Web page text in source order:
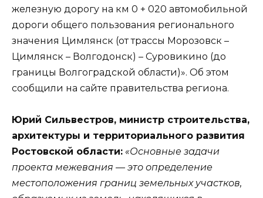
железную дорогу на км 0 + 020 автомобильной
дороги общего пользования регионального
значения Цимлянск (от трассы Морозовск –
Цимлянск – Волгодонск) – Суровикино (до
границы Волгоградской области)». Об этом
сообщили на сайте правительства региона.
Юрий Сильвестров, министр строительства,
архитектуры и территориального развития
Ростовской области: «Основные задачи
проекта межевания — это определение
местоположения границ земельных участков,